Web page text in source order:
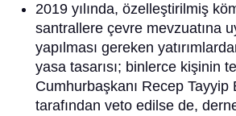
2019 yılında, özelleştirilmiş
santrallere çevre mevzuatına
yapılması gereken
yasa tasarısı; binlerce kişinin
Cumhurbaşkanı Recep Tayyip
tarafından veto edilse de,